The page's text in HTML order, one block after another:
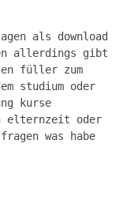
als download
allerdings gibt
füller zum
studium oder
kurse
elternzeit oder
was habe